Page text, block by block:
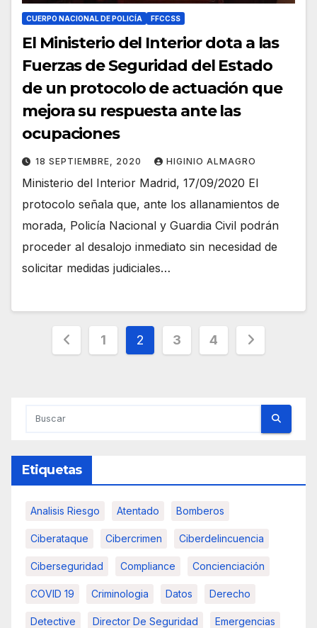
CUERPO NACIONAL DE POLICÍA FFCCSS
El Ministerio del Interior dota a las
Fuerzas de Seguridad del Estado
de un protocolo de actuación que
mejora su respuesta ante las
ocupaciones
18 SEPTIEMBRE, 2020 HIGINIO ALMAGRO
Ministerio del Interior Madrid, 17/09/2020 El
protocolo señala que, ante los allanamientos de
morada, Policía Nacional y Guardia Civil podrán
proceder al desalojo inmediato sin necesidad de
solicitar medidas judiciales…
Paginación
1 2 3 4
Etiquetas
Analisis Riesgo Atentado Bomberos
Ciberataque Cibercrimen Ciberdelincuencia
Ciberseguridad Compliance Concienciación
COVID 19 Criminologia Datos Derecho
Detective Director De Seguridad Emergencias